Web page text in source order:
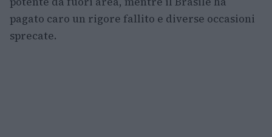
pagato caro un rigore fallito e diverse occasioni
sprecate.